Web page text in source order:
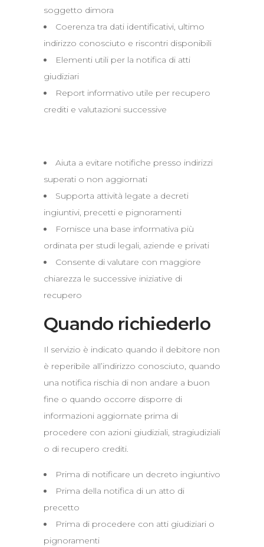
soggetto dimora
Coerenza tra dati identificativi, ultimo
indirizzo conosciuto e riscontri disponibili
Elementi utili per la notifica di atti
giudiziari
Report informativo utile per recupero
crediti e valutazioni successive
Aiuta a evitare notifiche presso indirizzi
superati o non aggiornati
Supporta attività legate a decreti
ingiuntivi, precetti e pignoramenti
Fornisce una base informativa più
ordinata per studi legali, aziende e privati
Consente di valutare con maggiore
chiarezza le successive iniziative di
recupero
Quando richiederlo
Il servizio è indicato quando il debitore non
è reperibile all’indirizzo conosciuto, quando
una notifica rischia di non andare a buon
fine o quando occorre disporre di
informazioni aggiornate prima di
procedere con azioni giudiziali, stragiudiziali
o di recupero crediti.
Prima di notificare un decreto ingiuntivo
Prima della notifica di un atto di
precetto
Prima di procedere con atti giudiziari o
pignoramenti